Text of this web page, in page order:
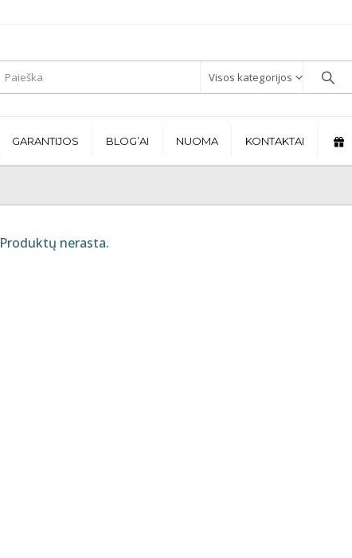
Visos kategorijos
GARANTIJOS BLOG’AI NUOMA KONTAKTAI
Produktų nerasta.